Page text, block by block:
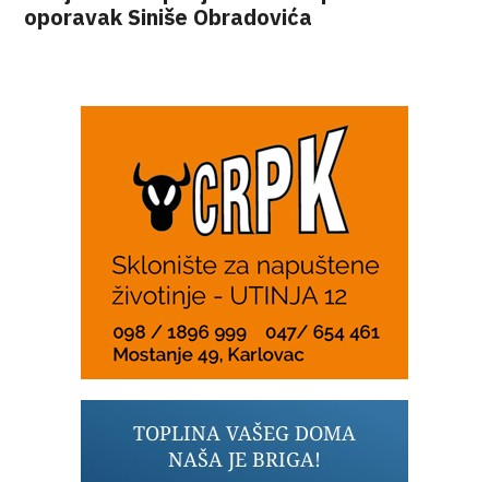
oporavak Siniše Obradovića